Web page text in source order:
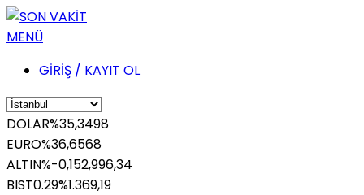
MENÜ
GİRİŞ / KAYIT OL
DOLAR%35,3498
EURO%36,6568
ALTIN%-0,152,996,34
BIST0.29%1.369,19